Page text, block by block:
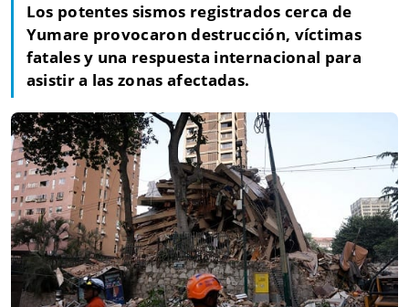
Los potentes sismos registrados cerca de
Yumare provocaron destrucción, víctimas
fatales y una respuesta internacional para
asistir a las zonas afectadas.